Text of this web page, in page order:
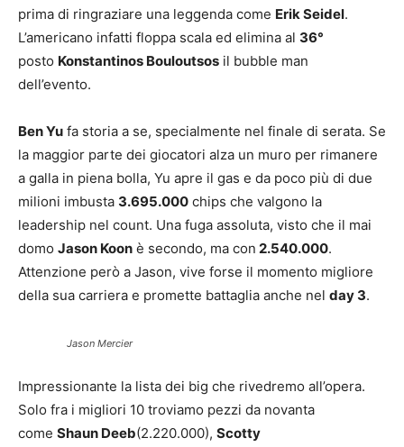
prima di ringraziare una leggenda come Erik Seidel.
L’americano infatti floppa scala ed elimina al 36°
posto Konstantinos Bouloutsos il bubble man
dell’evento.
Ben Yu fa storia a se, specialmente nel finale di serata. Se
la maggior parte dei giocatori alza un muro per rimanere
a galla in piena bolla, Yu apre il gas e da poco più di due
milioni imbusta 3.695.000 chips che valgono la
leadership nel count. Una fuga assoluta, visto che il mai
domo Jason Koon è secondo, ma con 2.540.000.
Attenzione però a Jason, vive forse il momento migliore
della sua carriera e promette battaglia anche nel day 3.
Jason Mercier
Impressionante la lista dei big che rivedremo all’opera.
Solo fra i migliori 10 troviamo pezzi da novanta
come Shaun Deeb(2.220.000), Scotty